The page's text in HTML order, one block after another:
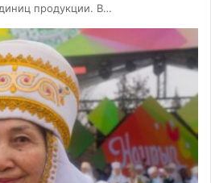
продукции. В…